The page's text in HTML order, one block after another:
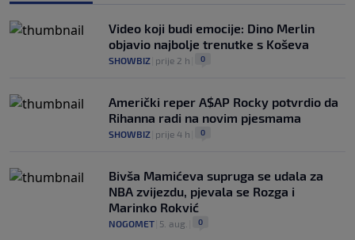
Video koji budi emocije: Dino Merlin
objavio najbolje trenutke s Koševa
SHOWBIZ prije 2 h 0
Američki reper A$AP Rocky potvrdio da
Rihanna radi na novim pjesmama
SHOWBIZ prije 4 h 0
Bivša Mamićeva supruga se udala za
NBA zvijezdu, pjevala se Rozga i
Marinko Rokvić
NOGOMET 5. aug. 0